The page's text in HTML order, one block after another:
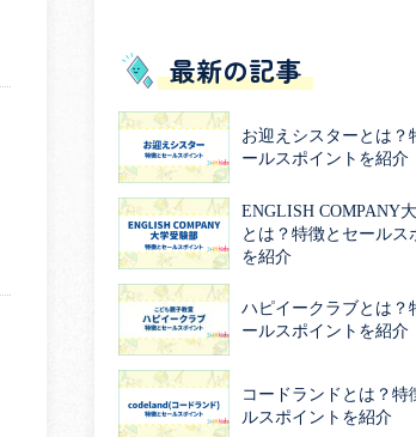
最新の記事
お迎えシスターとは？
ールスポイントを紹介
ENGLISH COMPANY
とは？特徴とセールス
を紹介
ハピイークラブとは？
ールスポイントを紹介
コードランドとは？特
ルスポイントを紹介